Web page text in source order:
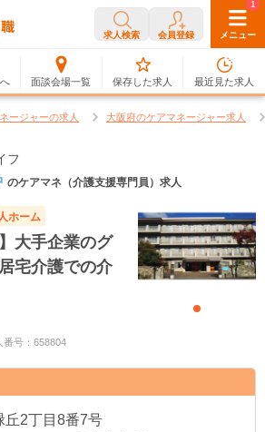
求人検索 会員登録 メニュー
面談会場一覧
0
保存した求人
1
最近見た求人
ージャーの求人 大阪府のケアマネージャー求人
フ
のケアマネ（介護支援専門員）求人
ホーム
大手企業のグ
宅介護での介
番号：658804
丘2丁目8番7号